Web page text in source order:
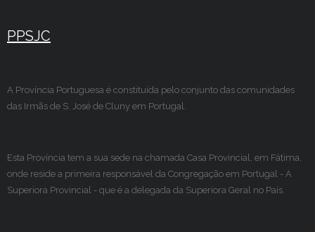
PPSJC
A Província Portuguesa é constituída pelo conjunto das comunidades
das Irmãs de S. José de Cluny em Portugal.
Esta Província tem a sua sede na chamada Casa Provincial, em Fátima,
onde reside a primeira responsável da Congregação em Portugal - A
Superiora Provincial - que é a delegada da Superiora Geral no País.